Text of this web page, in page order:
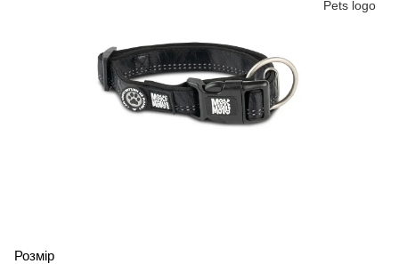
Розмір